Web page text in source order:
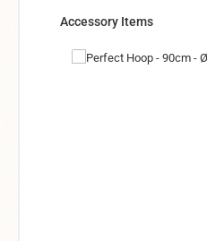
Produktgalerie überspringen
Accessory Items